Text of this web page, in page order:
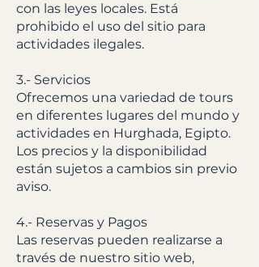
con las leyes locales. Está
prohibido el uso del sitio para
actividades ilegales.
3.- Servicios
Ofrecemos una variedad de tours
en diferentes lugares del mundo y
actividades en Hurghada, Egipto.
Los precios y la disponibilidad
están sujetos a cambios sin previo
aviso.
4.- Reservas y Pagos
Las reservas pueden realizarse a
través de nuestro sitio web,